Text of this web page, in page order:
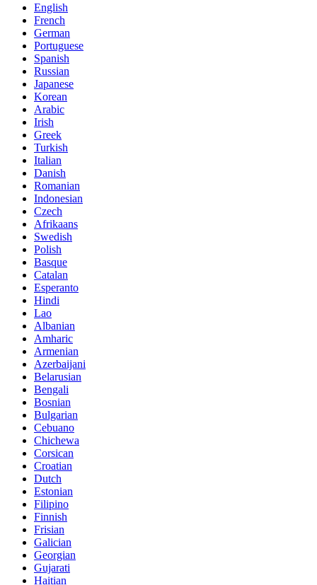
English
French
German
Portuguese
Spanish
Russian
Japanese
Korean
Arabic
Irish
Greek
Turkish
Italian
Danish
Romanian
Indonesian
Czech
Afrikaans
Swedish
Polish
Basque
Catalan
Esperanto
Hindi
Lao
Albanian
Amharic
Armenian
Azerbaijani
Belarusian
Bengali
Bosnian
Bulgarian
Cebuano
Chichewa
Corsican
Croatian
Dutch
Estonian
Filipino
Finnish
Frisian
Galician
Georgian
Gujarati
Haitian